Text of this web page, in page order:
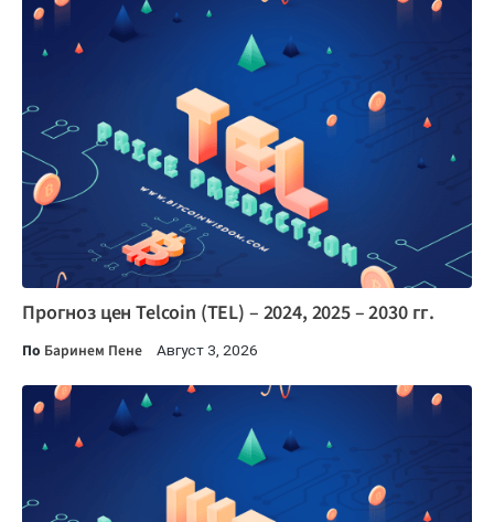
Прогноз цен Telcoin (TEL) – 2024, 2025 – 2030 гг.
По Баринем Пене Август 3, 2026